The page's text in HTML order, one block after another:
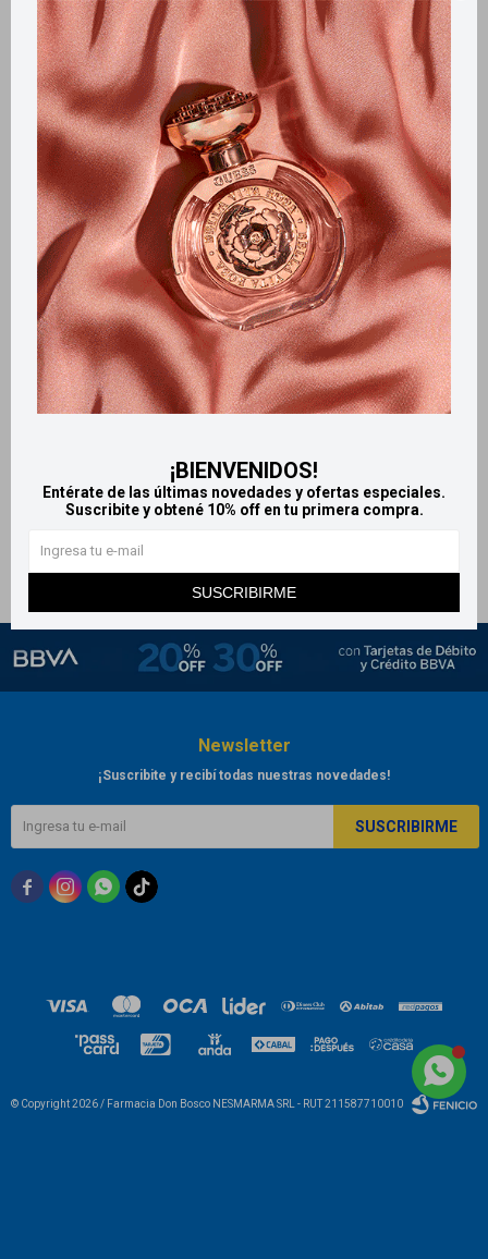
¡BIENVENIDOS!
Entérate de las últimas novedades y ofertas especiales.
Suscribite y obtené 10% off en tu primera compra.
SUSCRIBIRME
Productos que te pueden interesar
LlegaHOY
LlegaHOY
Xanapie crema 150 g -
Tonificante
$ 238
LlegaHOY
LlegaHOY
Mentovap unguento 21 g
$ 252
Newsletter
¡Suscribite y recibí todas nuestras novedades!
SUSCRIBIRME
  
© Copyright 2026 / Farmacia Don Bosco NESMARMA SRL - RUT 211587710010